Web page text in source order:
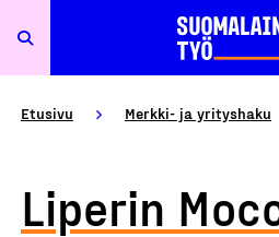
Etusivu Merkki- ja yrityshaku
Liperin